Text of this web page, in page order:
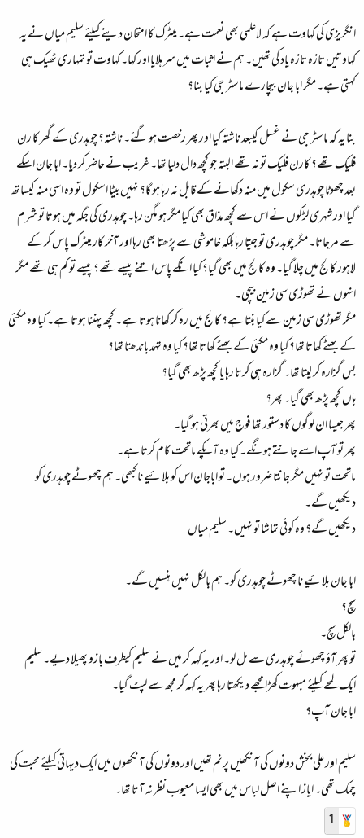
انگریزی کی کہاوت ہے کہ لاعلمی بھی نعمت ہے۔ میٹرک کا امتحان دینے کیلئے سلیم میاں نے یہ
کہاوتیں تازہ تازہ یاد کی تھیں۔ ہم نے اثبات میں سرہلایا اور کہا۔ کہاوت تو تمہاری ٹھیک ہی
کہتی ہے۔ مگر ابا جان بیچارے ماسٹر جی کیا بنا؟
بنا یہ کہ ماسٹر جی نے غسل کیبعد ناشتہ کیا اور پھر رخصت ہو گئے۔ ناشتہ؟ چوہدری کے گھر کا رن
فلیک تھے؟ کارن فلیک تو نہ تھے البتہ جو کچھ دال دلیا تھا۔ غریب نے حاضر کر دیا۔ ابا جان اسکے
بعد چھوٹا چوہدری سکول میں منہ دکھانے کے قابل نہ رہا ہو گا؟ نہیں بیٹا اسکول تو وہ اسی منہ کیساتھ
گیا اور شہری لڑکوں نے اس سے کچھ مذاق بھی کیا مگر ہو مگن رہا۔ چوہدری کی جگہ میں ہوتا تو شرم
سے مرجاتا۔ مگر چوہدری تو جیتا رہا بلکہ خاموشی سے پڑھتا بھی رہا اور آخر کار میٹرک پاس کر کے
لاہور کالج میں چلا گیا۔ وہ کالج میں بھی گیا؟ کیا انکے پاس اتنے پیسے تھے؟ پیسے تو کم ہی تھے مگر
انہوں نے تھوڑی سی زمین بیچی۔
مگر تھوڑی سی زمین سے کیا بنتا ہے؟ کالج میں رہ کر کھانا ہوتا ہے۔ کچھ پہننا ہوتا ہے۔ کیا وہ مکئی
کے بھٹے کھاتا تھا؟ کیا وہ مکئی کے بھٹے کھاتا تھا؟ کیا وہ تہمد باندھتا تھا؟
بس گزارہ کر لیتا تھا۔ گزارہ ہی کرتا رہا یا کچھ پڑھ بھی گیا؟
ہاں کچھ پڑھ بھی گیا۔ پھر؟
پھر جیسا ان لوگوں کا دستور تھا فوج میں بھرتی ہو گیا۔
پھر تو آپ اسے جانتے ہونگے۔ کیا وہ آپکے ماتحت کام کرتا ہے۔
ماتحت تو نہیں مگر جانتا ضرور ہوں۔ تو اباجان اس کو بلائیے نا کبھی۔ ہم چھوٹے چوہدری کو
دیکھیں گے۔
دیکھیں گے؟ وہ کوئی تماشا تو نہیں۔ سلیم میاں
ابا جان بلائیے نا چھوٹے چوہدری کو۔ ہم بالکل نہیں ہنسیں گے۔
سچ؟
بالکل سچ۔
تو پھر آؤ چھوٹے چوہدری سے مل لو۔ اور یہ کہہ کر میں نے سلیم کیطرف بازو پھیلا دیے۔ سلیم
ایک لمحے کیلئے مبہوت کھڑا مجھے دیکھتا رہا پھر یہ کہہ کر مجھ سے لپٹ گیا۔
ابا جان آپ؟
سلیم اور علی بخش دونوں کی آنکھیں پرنم تھیں اور دونوں کی آنکھوں میں ایک دیہاتی کیلئے محبت کی
چمک تھی۔ ایاز اپنے اصل لباس میں بھی ایسا معیوب نظر نہ آتا تھا۔
1